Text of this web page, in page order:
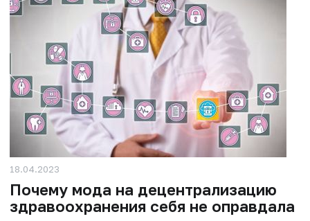
18.04.2023
Почему мода на децентрализацию
здравоохранения себя не оправдала